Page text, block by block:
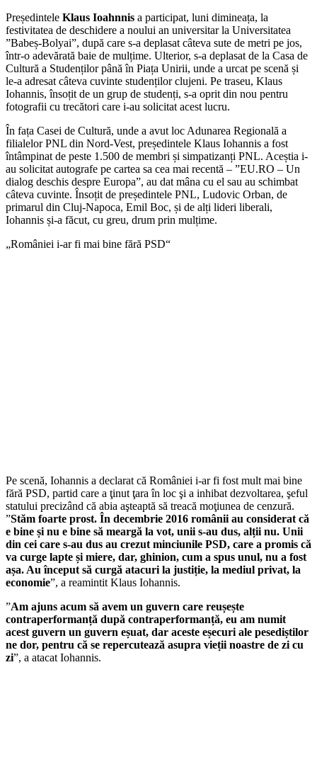
Președintele Klaus Ioahnnis a participat, luni dimineața, la
festivitatea de deschidere a noului an universitar la Universitatea
”Babeș-Bolyai”, după care s-a deplasat câteva sute de metri pe jos,
într-o adevărată baie de mulțime. Ulterior, s-a deplasat de la Casa de
Cultură a Studenților până în Piața Unirii, unde a urcat pe scenă și
le-a adresat câteva cuvinte studenților clujeni. Pe traseu, Klaus
Iohannis, însoțit de un grup de studenți, s-a oprit din nou pentru
fotografii cu trecători care i-au solicitat acest lucru.
În fața Casei de Cultură, unde a avut loc Adunarea Regională a
filialelor PNL din Nord-Vest, președintele Klaus Iohannis a fost
întâmpinat de peste 1.500 de membri și simpatizanți PNL. Aceștia i-
au solicitat autografe pe cartea sa cea mai recentă – ”EU.RO – Un
dialog deschis despre Europa”, au dat mâna cu el sau au schimbat
câteva cuvinte. Însoțit de președintele PNL, Ludovic Orban, de
primarul din Cluj-Napoca, Emil Boc, și de alți lideri liberali,
Iohannis și-a făcut, cu greu, drum prin mulțime.
„României i-ar fi mai bine fără PSD“
Pe scenă, Iohannis a declarat că României i-ar fi fost mult mai bine
fără PSD, partid care a ţinut ţara în loc şi a inhibat dezvoltarea, şeful
statului precizând că abia aşteaptă să treacă moţiunea de cenzură.
”Stăm foarte prost. În decembrie 2016 românii au considerat că
e bine și nu e bine să meargă la vot, unii s-au dus, alții nu. Unii
din cei care s-au dus au crezut minciunile PSD, care a promis că
va curge lapte și miere, dar, ghinion, cum a spus unul, nu a fost
așa. Au început să curgă atacuri la justiție, la mediul privat, la
economie”, a reamintit Klaus Iohannis.
”Am ajuns acum să avem un guvern care reușește
contraperformanță după contraperformanță, eu am numit
acest guvern un guvern eșuat, dar aceste eșecuri ale pesediștilor
ne dor, pentru că se repercutează asupra vieții noastre de zi cu
zi”, a atacat Iohannis.